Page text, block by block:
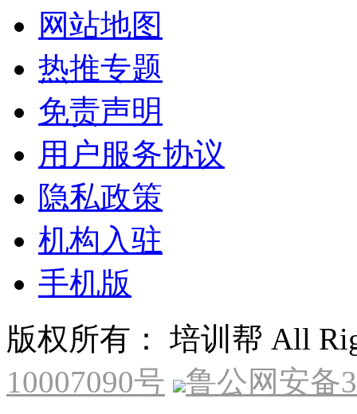
网站地图
热推专题
免责声明
用户服务协议
隐私政策
机构入驻
手机版
版权所有： 培训帮 All
10007090号
鲁公网安备